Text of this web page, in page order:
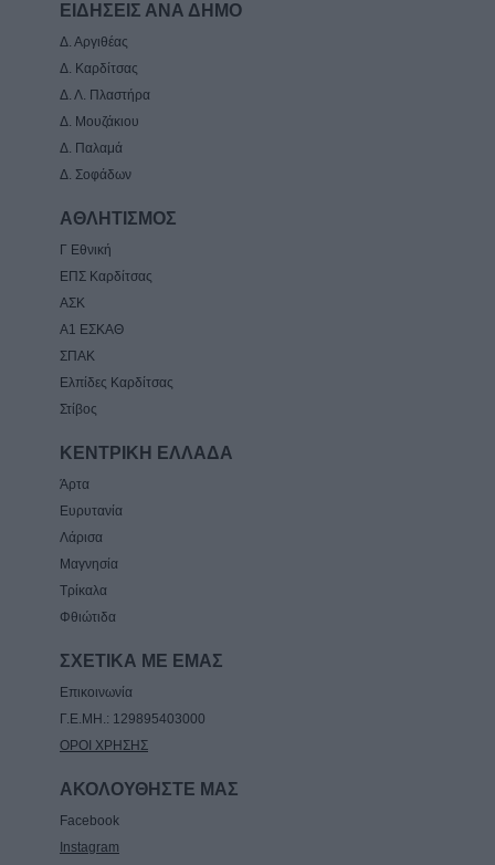
ΕΙΔΗΣΕΙΣ ΑΝΑ ΔΗΜΟ
Δ. Αργιθέας
Δ. Καρδίτσας
Δ. Λ. Πλαστήρα
Δ. Μουζάκιου
Δ. Παλαμά
Δ. Σοφάδων
ΑΘΛΗΤΙΣΜΟΣ
Γ Εθνική
ΕΠΣ Καρδίτσας
ΑΣΚ
Α1 ΕΣΚΑΘ
ΣΠΑΚ
Ελπίδες Καρδίτσας
Στίβος
ΚΕΝΤΡΙΚΗ ΕΛΛΑΔΑ
Άρτα
Ευρυτανία
Λάρισα
Μαγνησία
Τρίκαλα
Φθιώτιδα
ΣΧΕΤΙΚΑ ΜΕ ΕΜΑΣ
Επικοινωνία
Γ.Ε.ΜΗ.: 129895403000
ΟΡΟΙ ΧΡΗΣΗΣ
ΑΚΟΛΟΥΘΗΣΤΕ ΜΑΣ
Facebook
Instagram